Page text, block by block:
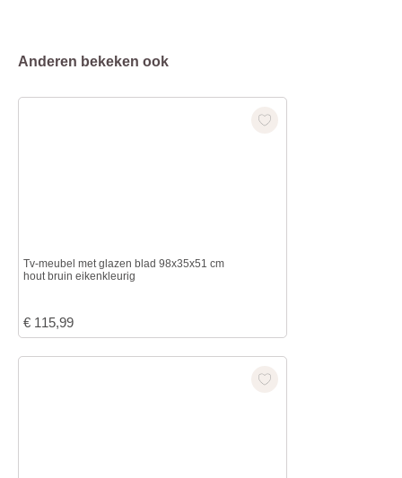
Anderen bekeken ook
Tv-meubel met glazen blad 98x35x51 cm
hout bruin eikenkleurig
€ 115,99